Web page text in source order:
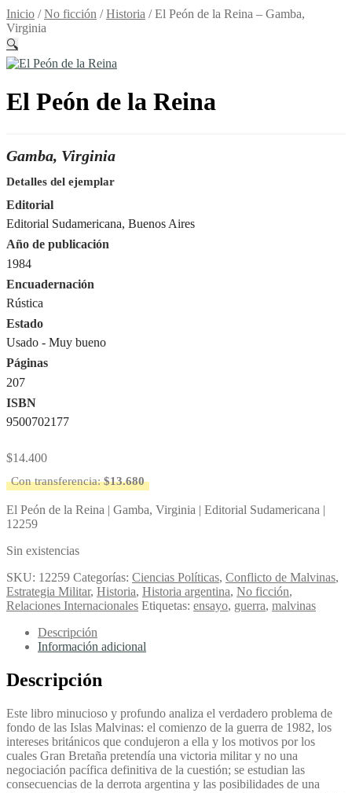
Inicio /No ficción /Historia /El Peón de la Reina – Gamba,
Virginia
🔍
El Peón de la Reina
Gamba, Virginia
Detalles del ejemplar
Editorial
Editorial Sudamericana, Buenos Aires
Año de publicación
1984
Encuadernación
Rústica
Estado
Usado - Muy bueno
Páginas
207
ISBN
9500702177
$14.400
Con transferencia:$13.680
El Peón de la Reina | Gamba, Virginia | Editorial Sudamericana |
12259
Sin existencias
SKU: 12259 Categorías: Ciencias Políticas, Conflicto de Malvinas,
Estrategia Militar, Historia, Historia argentina, No ficción,
Relaciones Internacionales Etiquetas: ensayo, guerra, malvinas
Descripción
Información adicional
Descripción
Este libro minucioso y profundo analiza el verdadero problema de
fondo de las Islas Malvinas: el comienzo de la guerra de 1982, los
intereses británicos que condujeron a ella y los motivos por los
cuales Gran Bretaña pretendía una victoria militar y no una
negociación pacífica definitiva de la cuestión; se estudian las
consecuencias de la derrota argentina y las posibilidades de una